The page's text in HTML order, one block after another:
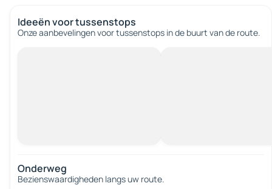
Ideeën voor tussenstops
Onze aanbevelingen voor tussenstops in de buurt van de route.
Onderweg
Bezienswaardigheden langs uw route.